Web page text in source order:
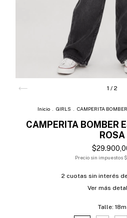
1 / 2
Inicio . GIRLS . CAMPERITA
CAMPERITA BOMBER
ROSA
Precio sin impuestos
2 cuotas sin interés
Ver más
Talle: 18m